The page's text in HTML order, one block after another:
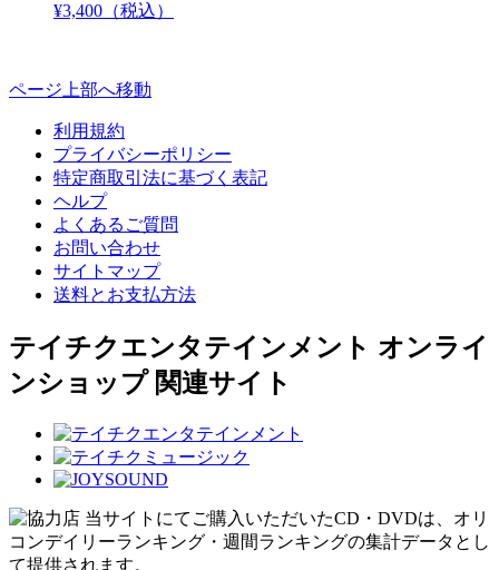
¥3,400（税込）
ページ上部へ移動
利用規約
プライバシーポリシー
特定商取引法に基づく表記
ヘルプ
よくあるご質問
お問い合わせ
サイトマップ
送料とお支払方法
テイチクエンタテインメント オンライ
ンショップ 関連サイト
当サイトにてご購入いただいたCD・DVDは、オリ
コンデイリーランキング・週間ランキングの集計データとし
て提供されます。